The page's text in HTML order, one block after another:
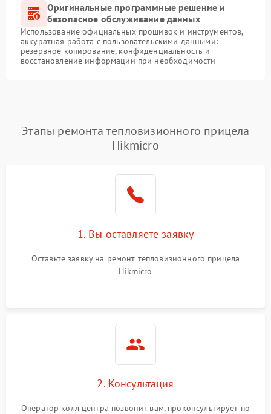
Оригинальные программные решение и
безопасное обслуживание данных
Использование официальных прошивок и инструментов,
аккуратная работа с пользовательскими данными:
резервное копирование, конфиденциальность и
восстановление информации при необходимости
Этапы ремонта тепловизионного прицела
Hikmicro
1. Вы оставляете заявку
Оставьте заявку на ремонт тепловизионного прицела
Hikmicro
2. Консультация
Оператор колл центра позвонит вам, проконсультирует по